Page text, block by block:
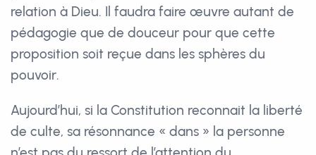
relation à Dieu. Il faudra faire œuvre autant de
pédagogie que de douceur pour que cette
proposition soit reçue dans les sphères du
pouvoir.
Aujourd’hui, si la Constitution reconnait la liberté
de culte, sa résonnance « dans » la personne